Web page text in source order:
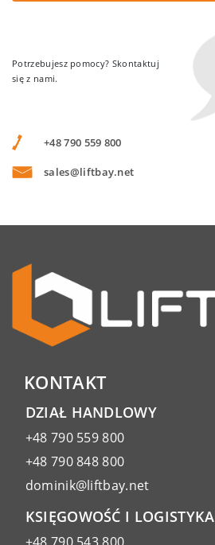
Potrzebujesz pomocy? Skontaktuj
się z nami.
+48 790 559 800
sales@liftbay.net
KONTAKT
DZIAŁ HANDLOWY
+48 790 559 800
+48 790 848 800
dominik@liftbay.net
KSIĘGOWOŚĆ I LOGISTYKA
+48 790 543 800